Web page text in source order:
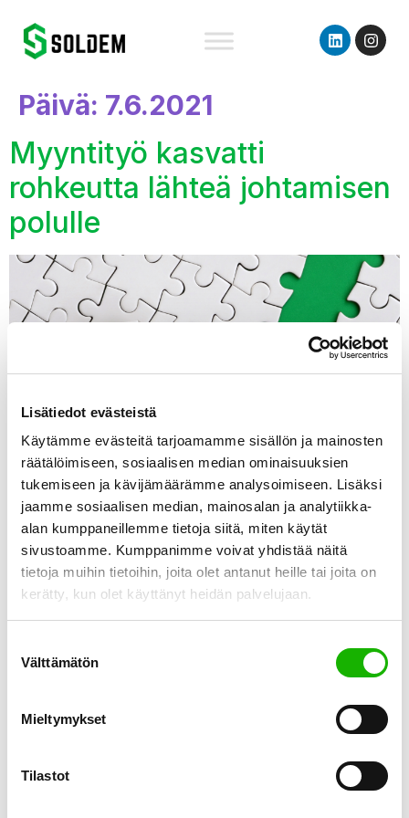
Lisätiedot evästeistä
Käytämme evästeitä tarjoamamme sisällön ja mainosten
räätälöimiseen, sosiaalisen median ominaisuuksien
tukemiseen ja kävijämäärämme analysoimiseen. Lisäksi
jaamme sosiaalisen median, mainosalan ja analytiikka-
alan kumppaneillemme tietoja siitä, miten käytät
sivustoamme. Kumppanimme voivat yhdistää näitä
tietoja muihin tietoihin, joita olet antanut heille tai joita on
kerätty, kun olet käyttänyt heidän palvelujaan.
valinta
Välttämätön
Mieltymykset
Tilastot
Päivä: 7.6.2021
Myyntityö kasvatti
rohkeutta lähteä johtamisen
polulle
Olen aina ollut ujo, epävarma ja vältellyt keskipisteenä
olemista. Esitelmien ja puheiden pitäminen on ollut vaikeaa
ja jännittävää. Olen kammonnut tunneilla viittaamista,
tapahtumia kouluaikoina. Olen silti tullut hyvin toimeen
ihmisten kanssa. Tiimityö on ollut minulle helppo ja
mukavin tapa toimia. Olen myös kokenut, että minun
tulee itse ansaita paikkani omilla […]